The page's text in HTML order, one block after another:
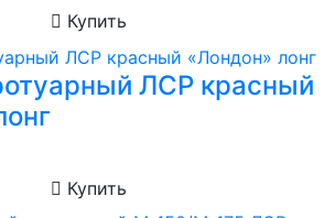
Купить
ЛСР красный
Купить